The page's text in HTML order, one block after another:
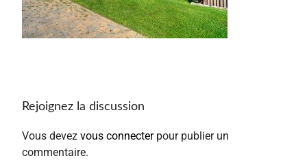
Rejoignez la discussion
Vous devez vous connecterpour publier un
commentaire.